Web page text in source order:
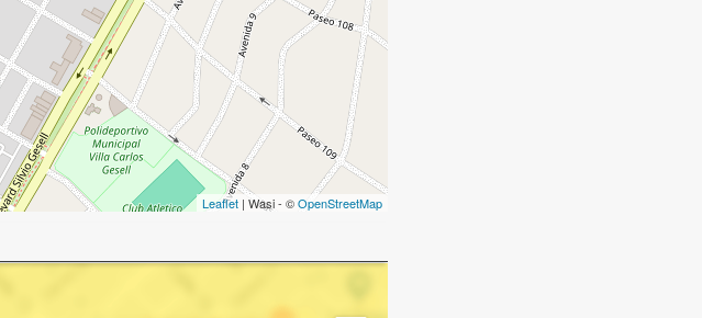
Leaflet | Wasi - ©OpenStreetMap